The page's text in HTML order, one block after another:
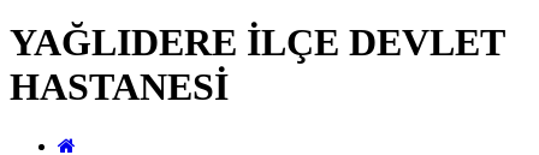
YAĞLIDERE İLÇE DEVLET
HASTANESİ